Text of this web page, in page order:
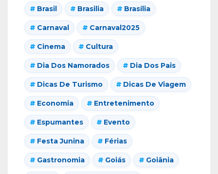
Brasil Brasilia Brasília
Carnaval Carnaval2025
Cinema Cultura
Dia Dos Namorados Dia Dos Pais
Dicas De Turismo Dicas De Viagem
Economia Entretenimento
Espumantes Evento
Festa Junina Férias
Gastronomia Goiás Goiânia